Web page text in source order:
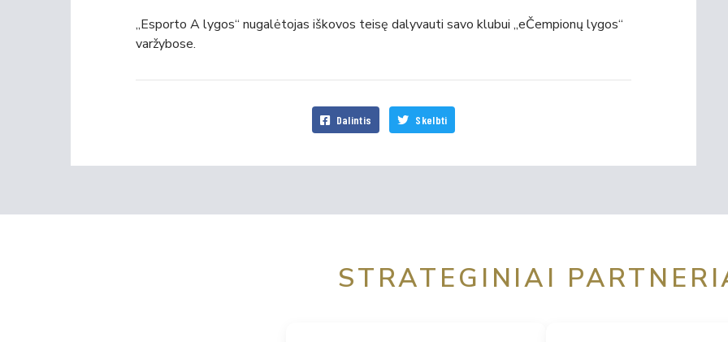
„Esporto A lygos“ nugalėtojas iškovos teisę dalyvauti savo klubui „eČempionų lygos“
varžybose.
Dalintis Skelbti
STRATEGINIAI